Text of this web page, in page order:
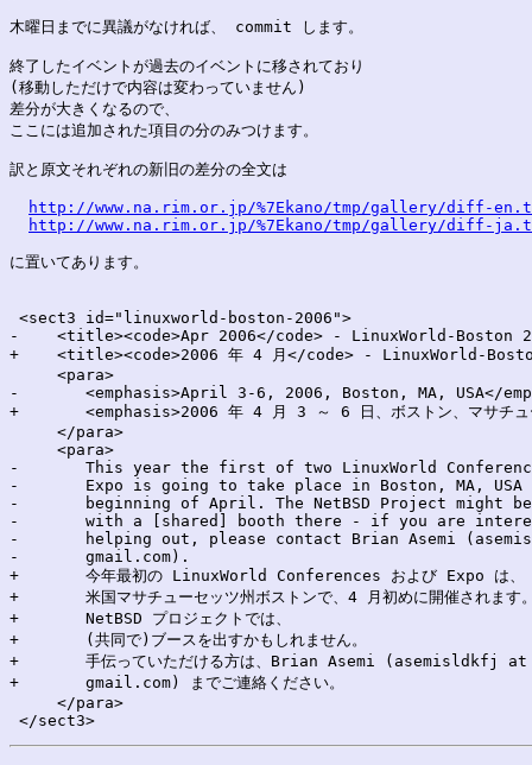
木曜日までに異議がなければ、 commit します。
終了したイベントが過去のイベントに移されており
(移動しただけで内容は変わっていません)
差分が大きくなるので、
ここには追加された項目の分のみつけます。
訳と原文それぞれの新旧の差分の全文は
http://www.na.rim.or.jp/%7Ekano/tmp/gallery/diff-
http://www.na.rim.or.jp/%7Ekano/tmp/gallery/diff-
に置いてあります。
<sect3 id="linuxworld-boston-2006">
-    <title><code>Apr 2006</code> - LinuxWorld-Boston
+    <title><code>2006 年 4 月</code> - LinuxWorld-
     <para>
-	<emphasis>April 3-6, 2006, Boston, MA, USA</emphasis>
+	<emphasis>2006 年 4 月 3 ～ 6 日、ボストン、マサチューセッツ州、米国</emphasis>
     </para>
     <para>
-	This year the first of two LinuxWorld Conferences &amp;
-	Expo is going to take place in Boston, MA, USA at the
-	beginning of April. The NetBSD Project might be represented
-	with a [shared] booth there - if you are interested in
-	helping out, please contact Brian Asemi (asemisldkfj at
-	gmail.com).
+	今年最初の LinuxWorld Conferences および Expo は、
+	米国マサチューセッツ州ボストンで、4 月初めに開催されます。
+	NetBSD プロジェクトでは、
+	(共同で)ブースを出すかもしれません。
+	手伝っていただける方は、Brian Asemi (asemisldkfj at
+	gmail.com) までご連絡ください。
     </para>